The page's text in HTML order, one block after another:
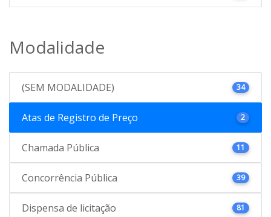
Modalidade
(SEM MODALIDADE) 34
Atas de Registro de Preço 2
Chamada Pública 11
Concorrência Pública 39
Dispensa de licitação 81